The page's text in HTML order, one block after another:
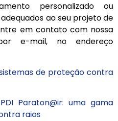
personalizado ou
ao seu projeto de
em contato com nossa
e-mail, no endereço
de proteção contra
Paraton@ir: uma gama
raios